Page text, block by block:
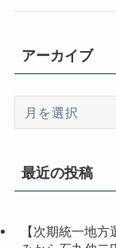
アーカイブ
イ
最近の投稿
【次期統一地